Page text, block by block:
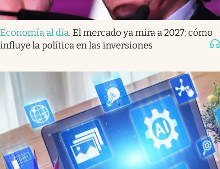
Economía al día. El mercado ya mira a 2027: cómo
influye la política en las inversiones